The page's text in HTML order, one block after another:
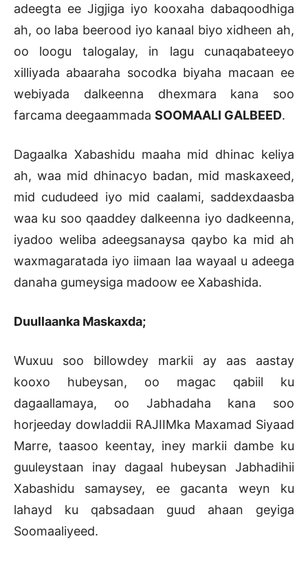
adeegta ee Jigjiga iyo kooxaha dabaqoodhiga
ah, oo laba beerood iyo kanaal biyo xidheen ah,
oo loogu talogalay, in lagu cunaqabateeyo
xilliyada abaaraha socodka biyaha macaan ee
webiyada dalkeenna dhexmara kana soo
farcama deegaammada SOOMAALI GALBEED.
Dagaalka Xabashidu maaha mid dhinac keliya
ah, waa mid dhinacyo badan, mid maskaxeed,
mid cududeed iyo mid caalami, saddexdaasba
waa ku soo qaaddey dalkeenna iyo dadkeenna,
iyadoo weliba adeegsanaysa qaybo ka mid ah
waxmagaratada iyo iimaan laa wayaal u adeega
danaha gumeysiga madoow ee Xabashida.
Duullaanka Maskaxda;
Wuxuu soo billowdey markii ay aas aastay
kooxo hubeysan, oo magac qabiil ku
dagaallamaya, oo Jabhadaha kana soo
horjeeday dowladdii RAJIIMka Maxamad Siyaad
Marre, taasoo keentay, iney markii dambe ku
guuleystaan inay dagaal hubeysan Jabhadihii
Xabashidu samaysey, ee gacanta weyn ku
lahayd ku qabsadaan guud ahaan geyiga
Soomaaliyeed.